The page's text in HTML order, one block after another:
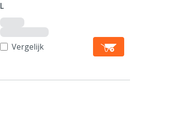
L
Vergelijk